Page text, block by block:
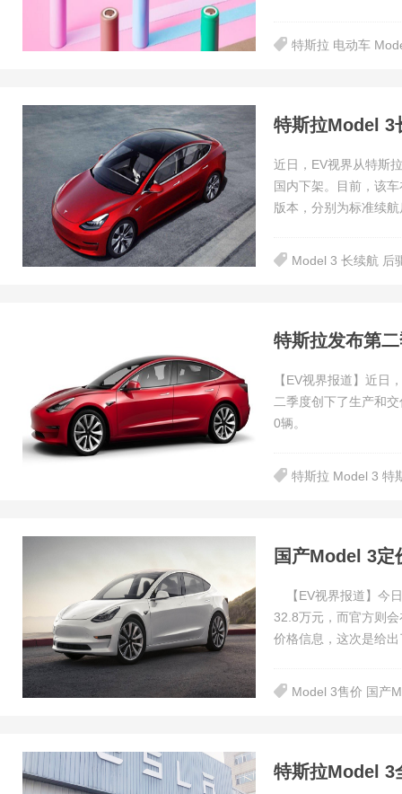
特斯拉 电动车
特斯拉Model 3
近日，EV视界从特斯
国内下架。目前，该
版本，分别为标准续
Model 3 长续航 后
特斯拉发布第
【EV视界报道】近日
二季度创下了生产和
0辆。
特斯拉 Model 3 特
国产Model 3定
【EV视界报道】今
32.8万元，而官方则
价格信息，这次是给
Model 3售价 国产
特斯拉Model 3